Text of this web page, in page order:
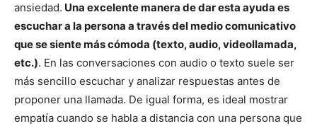
ansiedad. Una excelente manera de dar esta ayuda es
escuchar a la persona a través del medio comunicativo
que se siente más cómoda (texto, audio, videollamada,
etc.). En las conversaciones con audio o texto suele ser
más sencillo escuchar y analizar respuestas antes de
proponer una llamada. De igual forma, es ideal mostrar
empatía cuando se habla a distancia con una persona que